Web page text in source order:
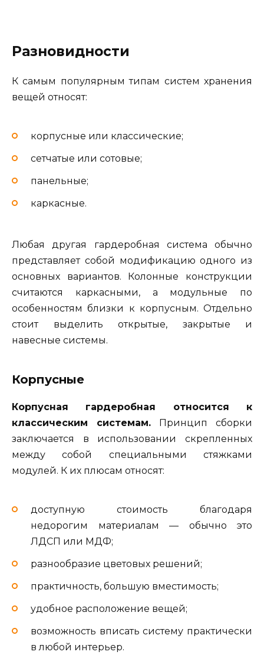
Разновидности
К самым популярным типам систем хранения
вещей относят:
корпусные или классические;
сетчатые или сотовые;
панельные;
каркасные.
Любая другая гардеробная система обычно
представляет собой модификацию одного из
основных вариантов. Колонные конструкции
считаются каркасными, а модульные по
особенностям близки к корпусным. Отдельно
стоит выделить открытые, закрытые и
навесные системы.
Корпусные
Корпусная гардеробная относится к
классическим системам.
Принцип сборки
заключается в использовании скрепленных
между собой специальными стяжками
модулей. К их плюсам относят:
доступную стоимость благодаря
недорогим материалам — обычно это
ЛДСП или МДФ;
разнообразие цветовых решений;
практичность, большую вместимость;
удобное расположение вещей;
возможность вписать систему практически
в любой интерьер.